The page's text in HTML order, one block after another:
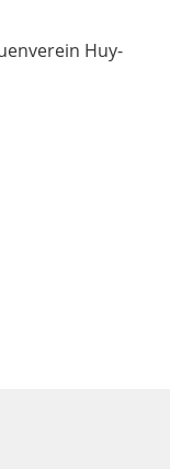
Huy-